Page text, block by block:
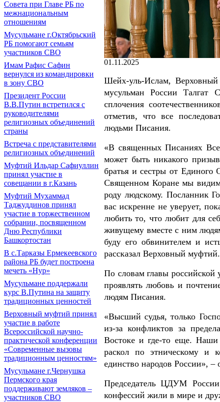
Совета при Главе РБ по
межнациональным
отношениям
Мусульмане г.Октябрьский
РБ помогают семьям
участников СВО
Имам Рафис Сафин
вернулся из командировки
в зону СВО
Президент России
В.В.Путин встретился с
руководителями
религиозных объединений
страны
Встреча с представителями
религиозных объединений
Муфтий Ильдар Сафиуллин
принял участие в
совещании в г.Казань
Муфтий Мухаммад
Таджуддинов принял
участие в торжественном
собрании, посвященном
Дню Республики
Башкортостан
В с.Тарказы Ермекеевского
района РБ будет построена
мечеть «Нур»
Мусульмане поддержали
курс В.Путина на защиту
традиционных ценностей
Верховный муфтий принял
участие в работе
Всероссийской научно-
практической конференции
«Современные вызовы
традиционным ценностям»
Мусульмане г.Чернушка
Пермского края
поддерживают земляков –
участников СВО
01.11.2025
Шейх-уль-Ислам, Верховный
мусульман России Талгат
сплочения
отметив, что все
людьми Писания.
«В священных Писаниях
может быть никакого
братья и сестры от
Священном Коране мы
роду людскому. Посланник
вас искренне не уверует,
любить то, что любит для
живущему вместе с ним
буду его обвинителем и
рассказал Верховный муфтий.
По словам главы российской
проявлять любовь и
людям Писания.
«Высший судья, только
из-за конфликтов за
Востоке и где-то еще. Наши
раскол по этническому и
единство народов России»,
Председатель ЦДУМ России
конфессий жили в мире и